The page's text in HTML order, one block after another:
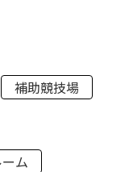
補助競技場
ム